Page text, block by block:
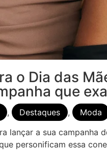
o Dia das
que
, Destaques ,
Moda
lançar a sua campanha
personificam essa